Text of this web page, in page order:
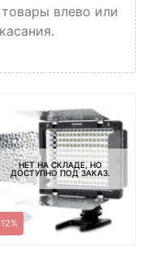
влево или
НЕТ НА СКЛАДЕ, НО
ДОСТУПНО ПОД ЗАКАЗ.